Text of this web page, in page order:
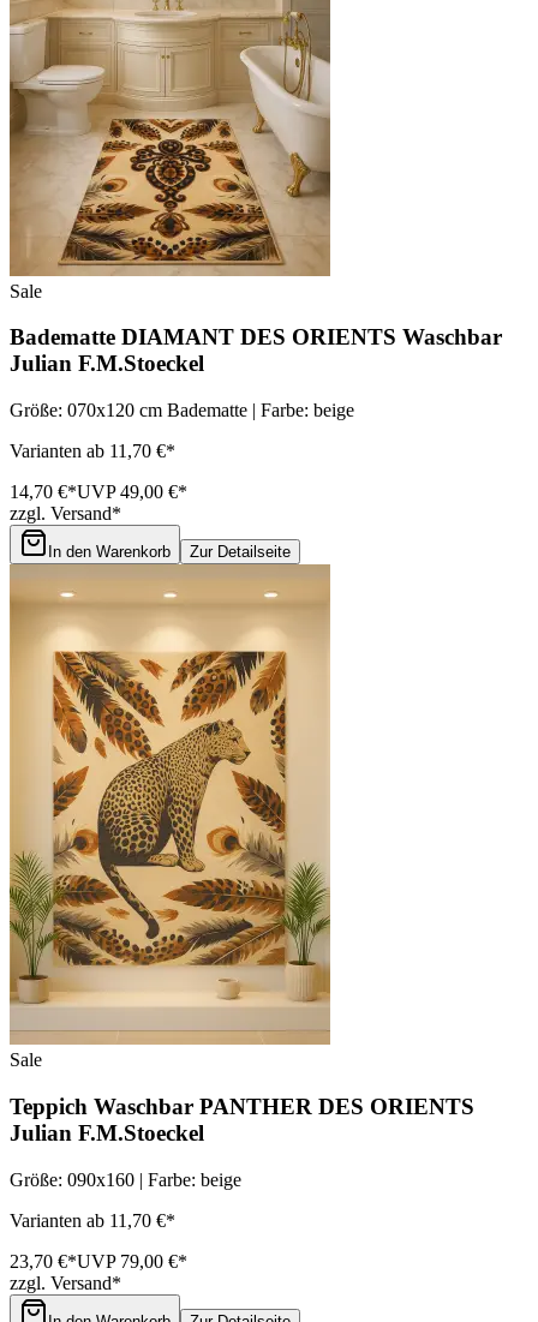
Sale
Badematte DIAMANT DES ORIENTS Waschbar
Julian F.M.Stoeckel
Größe: 070x120 cm Badematte | Farbe: beige
Varianten ab 11,70 €*
14,70 €*UVP 49,00 €*
zzgl. Versand*
In den Warenkorb Zur Detailseite
Sale
Teppich Waschbar PANTHER DES ORIENTS
Julian F.M.Stoeckel
Größe: 090x160 | Farbe: beige
Varianten ab 11,70 €*
23,70 €*UVP 79,00 €*
zzgl. Versand*